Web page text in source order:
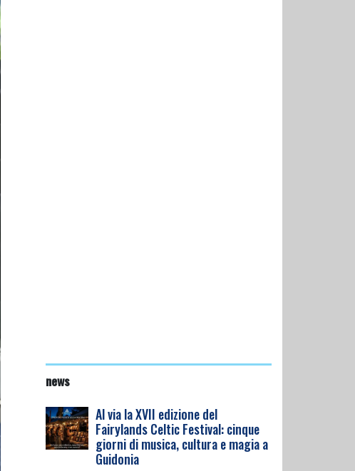
news
Al via la XVII edizione del
Fairylands Celtic Festival: cinque
giorni di musica, cultura e magia a
Guidonia